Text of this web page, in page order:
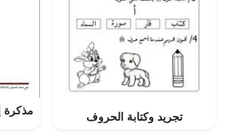
تجريد وكتابة الحروف